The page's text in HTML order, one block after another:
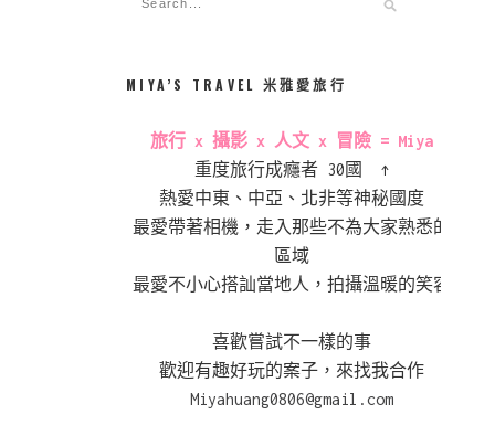
MIYA’S TRAVEL 米雅愛旅行
旅行 x 攝影 x 人文 x 冒險 = Miya
重度旅行成癮者 30國 ↑
熱愛中東、中亞、北非等神秘國度
最愛帶著相機，走入那些不為大家熟悉的
區域
最愛不小心搭訕當地人，拍攝溫暖的笑容
喜歡嘗試不一樣的事
歡迎有趣好玩的案子，來找我合作
Miyahuang0806@gmail.com